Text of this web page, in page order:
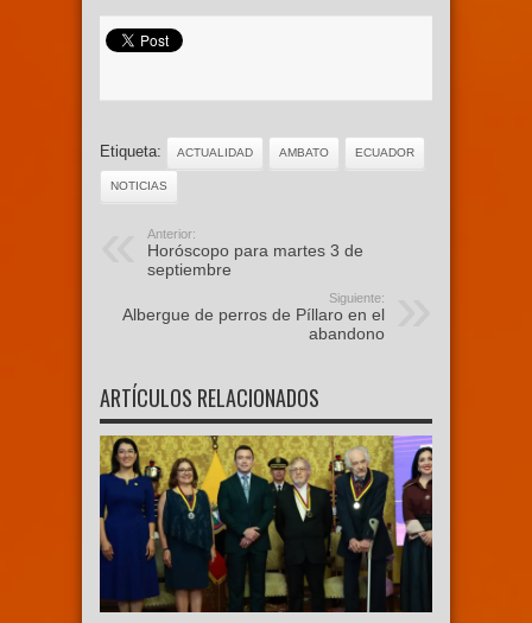
Etiqueta: ACTUALIDAD AMBATO ECUADOR
NOTICIAS
Anterior:
Horóscopo para martes 3 de
septiembre
Siguiente:
Albergue de perros de Píllaro en el
abandono
ARTÍCULOS RELACIONADOS